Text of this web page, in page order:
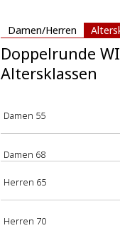
Damen/Herren
Doppelrunde
Altersklassen
Damen 55
Damen 68
Herren 65
Herren 70